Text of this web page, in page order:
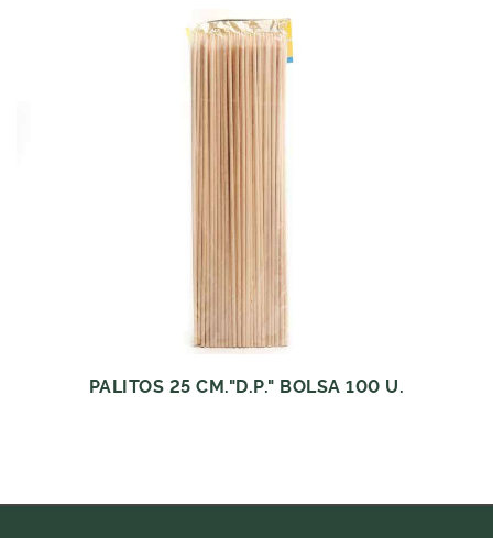
PALITOS 25 CM."D.P." BOLSA 100 U.